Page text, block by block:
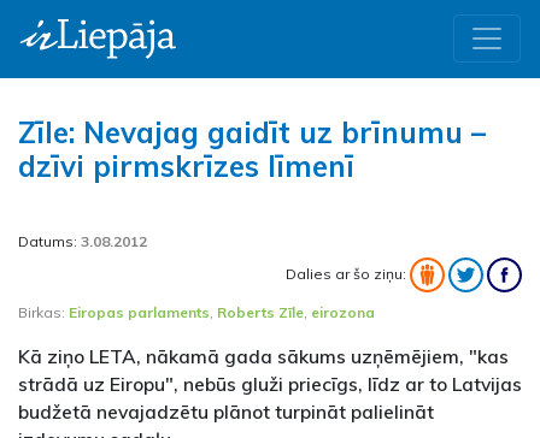
Zīle: Nevajag gaidīt uz brīnumu –
dzīvi pirmskrīzes līmenī
Datums: 3.08.2012
Dalies ar šo ziņu:
Birkas: Eiropas parlaments Roberts Zīle eirozona
Kā ziņo LETA, nākamā gada sākums uzņēmējiem, "kas
strādā uz Eiropu", nebūs gluži priecīgs, līdz ar to Latvijas
budžetā nevajadzētu plānot turpināt palielināt